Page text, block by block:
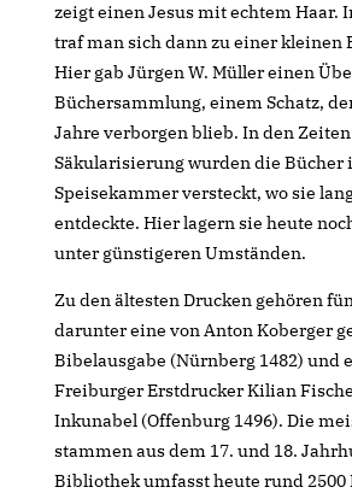
zeigt einen Jesus mit echtem Haar.
traf man sich dann zu einer kleinen
Hier gab Jürgen W. Müller einen
Büchersammlung, einem Schatz,
Jahre verborgen blieb. In den
Säkularisierung wurden die Bücher
Speisekammer versteckt, wo sie
entdeckte. Hier lagern sie heute
unter günstigeren Umständen.
Zu den ältesten Drucken gehören
darunter eine von Anton Koberger
Bibelausgabe (Nürnberg 1482) und
Freiburger Erstdrucker Kilian
Inkunabel (Offenburg 1496). Die
stammen aus dem 17. und 18.
Bibliothek umfasst heute rund 2500